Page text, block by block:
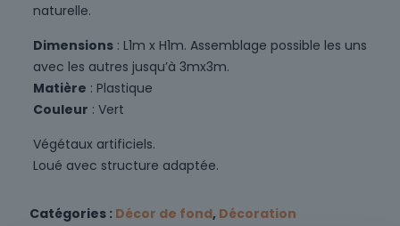
naturelle.
Dimensions: L1m x H1m. Assemblage possible les uns
avec les autres jusqu’à 3mx3m.
Matière : Plastique
Couleur : Vert
Végétaux artificiels.
Loué avec structure adaptée.
Catégories : Décor de fond, Décoration